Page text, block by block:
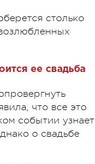
столько
ее свадьба
что все это
событии узнает
о свадьбе